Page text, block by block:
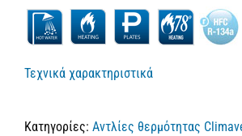
Τεχνικά χαρακτηριστικά
Κατηγορίες: Αντλίες θερμότητας